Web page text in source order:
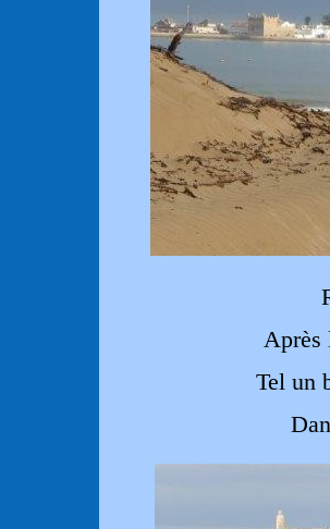
Après
Tel un